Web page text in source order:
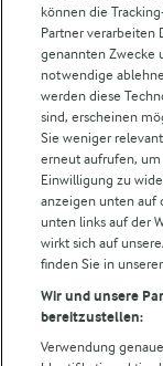
Castello
Lurpak
Arla Pro
Für unsere
Folge uns!
können die
Partner verarbeiten
genannten Zwecke
notwendige
werden diese
sind, erscheinen
Sie weniger
erneut aufrufen, um
Einwilligung zu
anzeigen unten auf
unten links auf der
wirkt sich auf
finden Sie in
Wir und unsere
bereitzustellen:
Verwendung